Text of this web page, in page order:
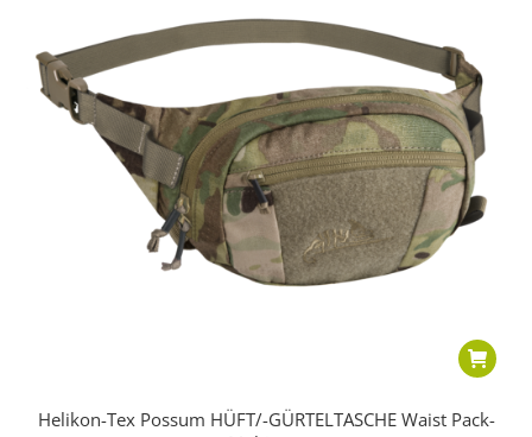
Helikon-Tex Possum HÜFT/-GÜRTELTASCHE Waist Pack-